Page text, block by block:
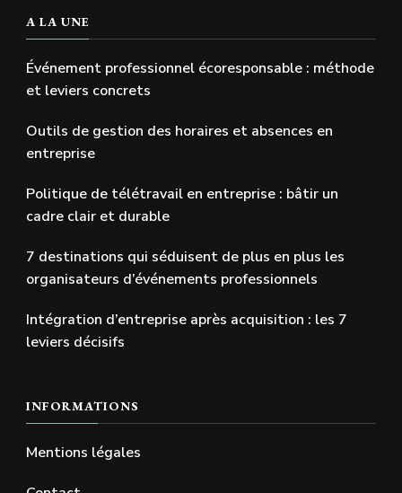
A LA UNE
Événement professionnel écoresponsable : méthode
et leviers concrets
Outils de gestion des horaires et absences en
entreprise
Politique de télétravail en entreprise : bâtir un
cadre clair et durable
7 destinations qui séduisent de plus en plus les
organisateurs d’événements professionnels
Intégration d’entreprise après acquisition : les 7
leviers décisifs
INFORMATIONS
Mentions légales